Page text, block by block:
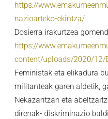
https://
nazioarteko-ekintza/
Dosierra irakurtzea
https://
content/uploads/2020/12/
Feministak eta elikadura
militanteak garen aldetik,
Nekazaritzan eta
direnak- diskriminazio